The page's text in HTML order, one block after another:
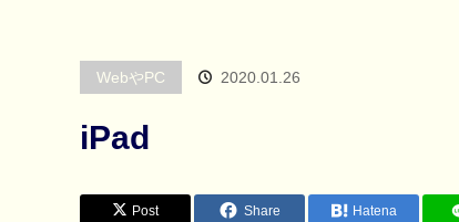
WebやPC 2020.01.26
iPad
Post Share Hatena